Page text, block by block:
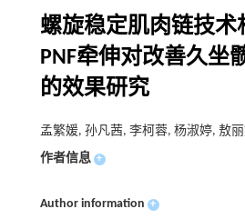
螺旋稳定肌肉链技术
PNF牵伸对改善久坐
的效果研究
孟繁媛, 孙凡茜, 李柯蓉, 杨淑婷, 敖
作者信息 +
Author information +